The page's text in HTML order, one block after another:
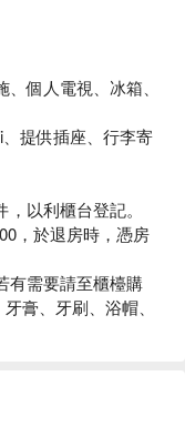
個人電視、冰箱、
提供插座、行李寄
以利櫃台登記。
，於退房時，憑房
有需要請至櫃檯購
膏、牙刷、浴帽、